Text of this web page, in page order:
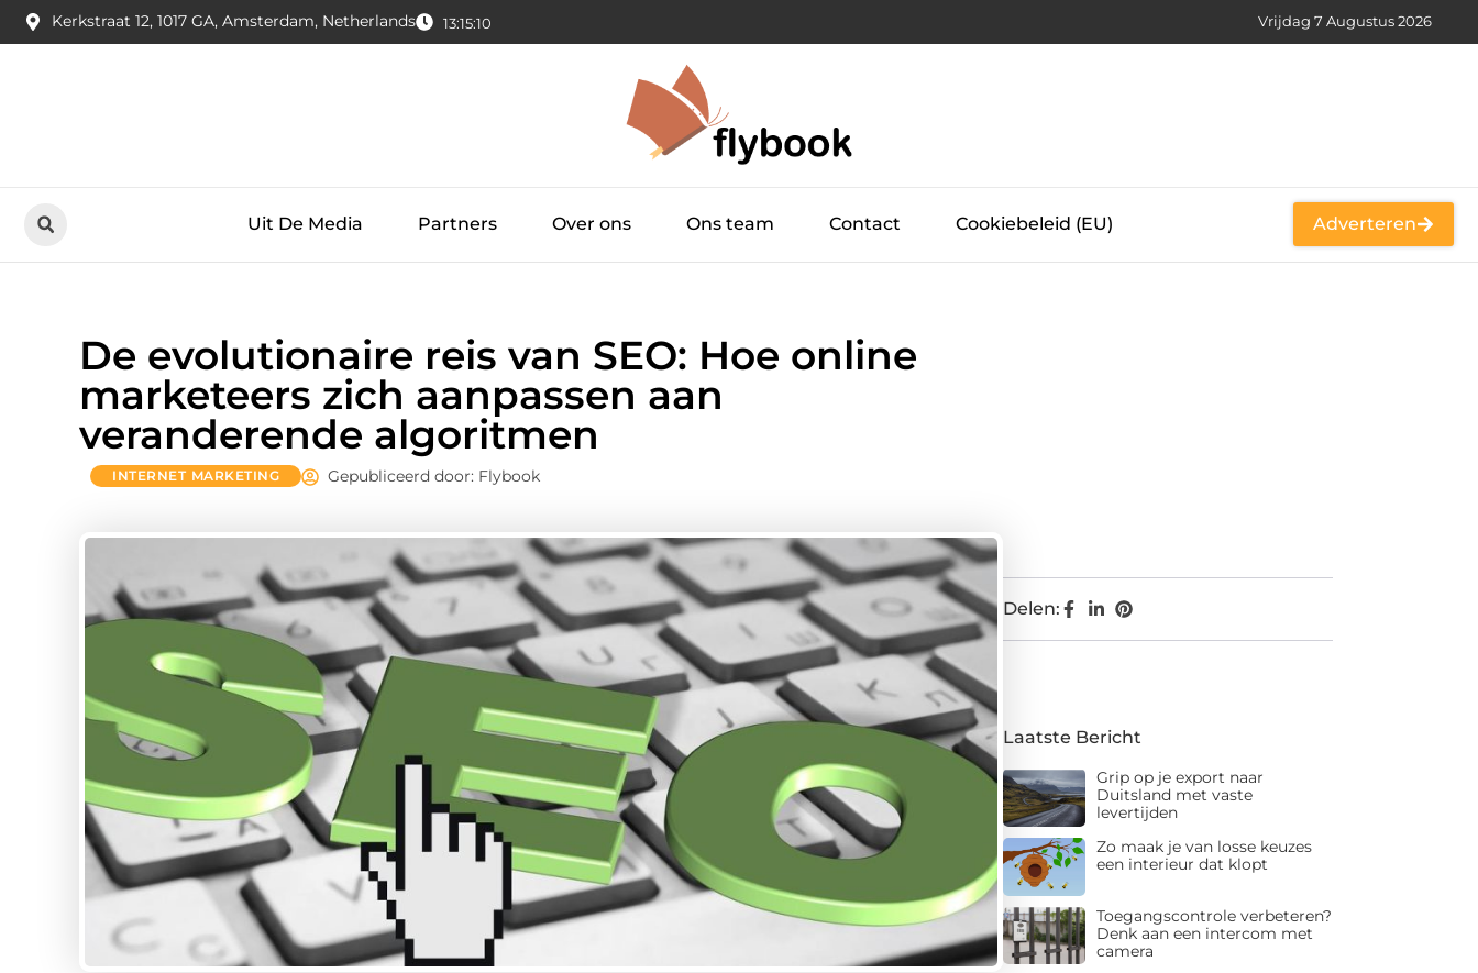
Kerkstraat 12, 1017 GA, Amsterdam, Netherlands 13:15:11 Vrijdag 7 Augustus 2026
Uit De Media Partners Over ons Ons team Contact Cookiebeleid (EU) Adverteren
De evolutionaire reis van SEO: Hoe online
marketeers zich aanpassen aan
veranderende algoritmen
INTERNET MARKETING Gepubliceerd door: Flybook
Delen:
Laatste Bericht
Grip op je export naar
Duitsland met vaste
levertijden
Zo maak je van losse keuzes
een interieur dat klopt
Toegangscontrole verbeteren?
Denk aan een intercom met
camera